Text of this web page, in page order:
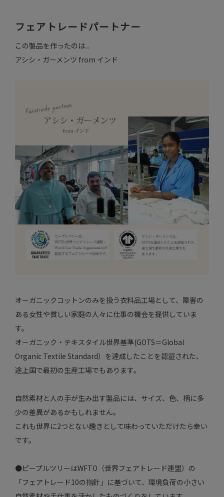
フェアトレードパートナー
この製品を作ったのは...
アシシ・ガーメンツ from インド
オーガニックコットンのみを扱う衣料品工場として、障害の
ある女性や貧しい家庭の人々に仕事の機会を提供していま
す。
オーガニック・テキスタイル世界基準(GOTS＝Global
Organic Textile Standard）を達成したことを認証された、
途上国で最初の生産工場でもあります。
自然素材と人の手が生み出す製品には、サイズ、色、柄に多
少の差異があるかもしれません。
これも世界に2つとない趣きとして味わっていただけたら幸い
です。
●ピープルツリーはWFTO（世界フェアトレード連盟）の
「フェアトレード10の指針」に基づいて、環境負荷の小さい